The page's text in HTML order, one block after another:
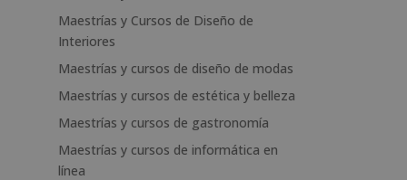
Maestrías y Cursos de Diseño de
Interiores
Maestrías y cursos de diseño de modas
Maestrías y cursos de estética y belleza
Maestrías y cursos de gastronomía
Maestrías y cursos de informática en
línea